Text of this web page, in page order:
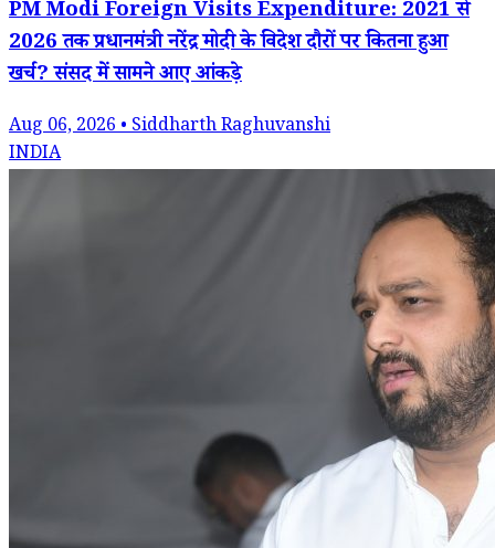
PM Modi Foreign Visits Expenditure: 2021 से
2026 तक प्रधानमंत्री नरेंद्र मोदी के विदेश दौरों पर कितना हुआ
खर्च? संसद में सामने आए आंकड़े
Aug 06, 2026 • Siddharth Raghuvanshi
INDIA